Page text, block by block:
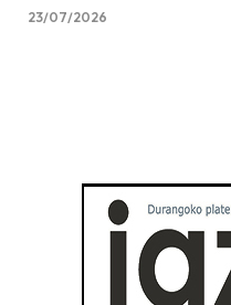
23/07/2026